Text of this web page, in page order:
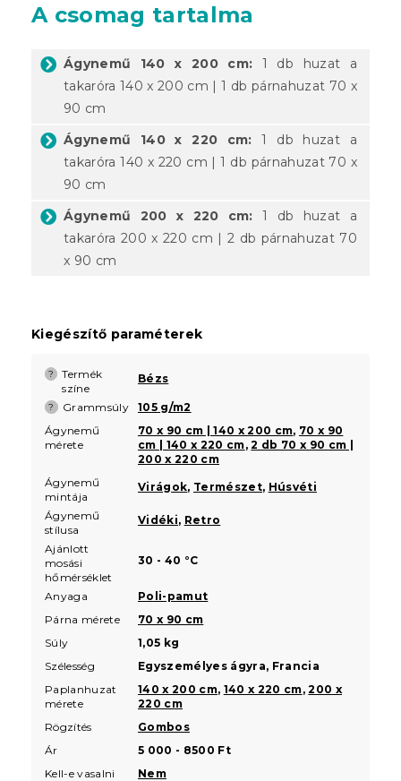
A csomag tartalma
Ágynemű 140 x 200 cm: 1 db huzat a
takaróra 140 x 200 cm | 1 db párnahuzat 70 x
90 cm
Ágynemű 140 x 220 cm: 1 db huzat a
takaróra 140 x 220 cm | 1 db párnahuzat 70 x
90 cm
Ágynemű 200 x 220 cm: 1 db huzat a
takaróra 200 x 220 cm | 2 db párnahuzat 70
x 90 cm
Kiegészítő paraméterek
?
Termék
színe
Bézs
? Grammsúly
105 g/m2
Ágynemű
mérete
70 x 90 cm | 140 x 200 cm, 70 x 90
cm | 140 x 220 cm,2 db 70 x 90 cm |
200 x 220 cm
Ágynemű
mintája
Virágok, Természet, Húsvéti
Ágynemű
stílusa
Vidéki, Retro
Ajánlott
mosási
hőmérséklet
30 - 40 °C
Anyaga
Poli-pamut
Párna mérete
70 x 90 cm
Súly
1,05 kg
Szélesség
Egyszemélyes ágyra, Francia
Paplanhuzat
mérete
140 x 200 cm, 140 x 220 cm,200 x
220 cm
Rögzítés
Gombos
Ár
5 000 - 8500 Ft
Kell-e vasalni
Nem